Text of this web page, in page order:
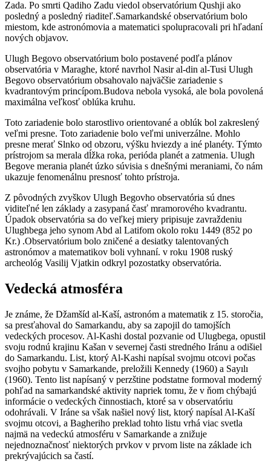
Zada. Po smrti Qadiho Zadu viedol observatórium Qushji ako
posledný a posledný riaditeľ.Samarkandské observatórium bolo
miestom, kde astronómovia a matematici spolupracovali pri hľadaní
nových objavov.
Ulugh Begovo observatórium bolo postavené podľa plánov
observatória v Maraghe, ktoré navrhol Nasir al-din al-Tusi Ulugh
Begovo observatórium obsahovalo najväčšie zariadenie s
kvadrantovým princípom.Budova nebola vysoká, ale bola povolená
maximálna veľkosť oblúka kruhu.
Toto zariadenie bolo starostlivo orientované a oblúk bol zakreslený
veľmi presne. Toto zariadenie bolo veľmi univerzálne. Mohlo
presne merať Slnko od obzoru, výšku hviezdy a iné planéty. Týmto
prístrojom sa merala dĺžka roka, perióda planét a zatmenia. Ulugh
Begove merania planét úzko súvisia s dnešnými meraniami, čo nám
ukazuje fenomenálnu presnosť tohto prístroja.
Z pôvodných zvyškov Ulugh Begovho observatória sú dnes
viditeľné len základy a zasypaná časť mramorového kvadrantu.
Úpadok observatória sa do veľkej miery pripisuje zavraždeniu
Ulughbega jeho synom Abd al Latifom okolo roku 1449 (852 po
Kr.) .Observatórium bolo zničené a desiatky talentovaných
astronómov a matematikov boli vyhnaní. v roku 1908 ruský
archeológ Vasilij Vjatkin odkryl pozostatky observatória.
Vedecká atmosféra
Je známe, že Džamšíd al-Kaší, astronóm a matematik z 15. storočia,
sa presťahoval do Samarkandu, aby sa zapojil do tamojších
vedeckých procesov. Al-Kashi dostal pozvanie od Ulugbega, opustil
svoju rodnú krajinu Kašan v severnej časti stredného Iránu a odišiel
do Samarkandu. List, ktorý Al-Kashi napísal svojmu otcovi počas
svojho pobytu v Samarkande, preložili Kennedy (1960) a Sayılı
(1960). Tento list napísaný v perzštine podstatne formoval moderný
pohľad na samarkandské aktivity napriek tomu, že v ňom chýbajú
informácie o vedeckých činnostiach, ktoré sa v observatóriu
odohrávali. V Iráne sa však našiel nový list, ktorý napísal Al-Kaší
svojmu otcovi, a Bagheriho preklad tohto listu vrhá viac svetla
najmä na vedeckú atmosféru v Samarkande a znižuje
nejednoznačnosť niektorých prvkov v prvom liste na základe ich
prekrývajúcich sa častí.